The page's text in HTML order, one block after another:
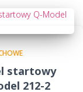
startowy
212-2